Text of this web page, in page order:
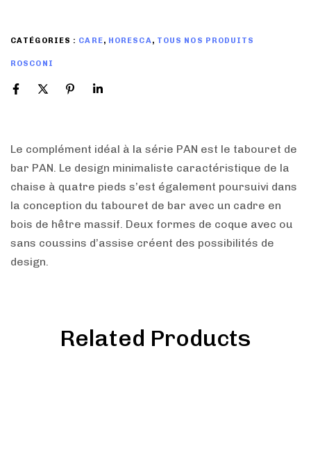
CATÉGORIES : CARE, HORESCA, TOUS NOS PRODUITS
ROSCONI
Le complément idéal à la série PAN est le tabouret de
bar PAN. Le design minimaliste caractéristique de la
chaise à quatre pieds s’est également poursuivi dans
la conception du tabouret de bar avec un cadre en
bois de hêtre massif. Deux formes de coque avec ou
sans coussins d’assise créent des possibilités de
design.
Related Products